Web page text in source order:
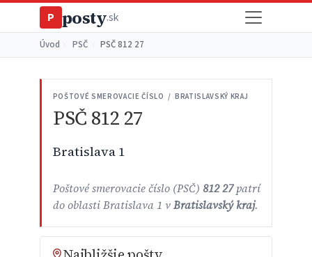
P posty.sk
Úvod PSČ PSČ 812 27
POŠTOVÉ SMEROVACIE ČÍSLO / BRATISLAVSKÝ KRAJ
PSČ 812 27
Bratislava 1
Poštové smerovacie číslo (PSČ) 812 27patrí
do oblasti Bratislava 1 vBratislavský kraj.